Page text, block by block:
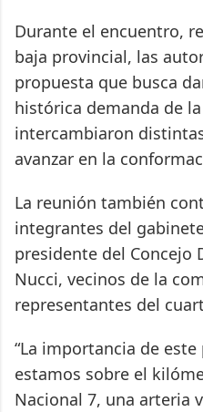
Durante el encuentro,
baja provincial, las
propuesta que busca
histórica demanda de
intercambiaron
avanzar en la
La reunión también
integrantes del
presidente del Concejo
Nucci, vecinos de la
representantes del
“La importancia de
estamos sobre el
Nacional 7, una arteria